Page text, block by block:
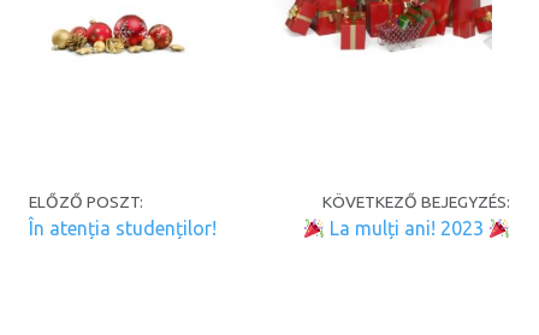
Post navigation
ELŐZŐ POSZT:
În atenția studenților!
KÖVETKEZŐ BEJEGYZÉS:
La mulți ani! 2023